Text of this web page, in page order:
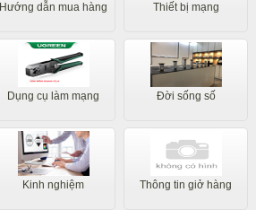
Hướng dẫn mua hàng Thiết bị mạng
Dụng cụ làm mạng Đời sống số
Kinh nghiệm Thông tin giở hàng